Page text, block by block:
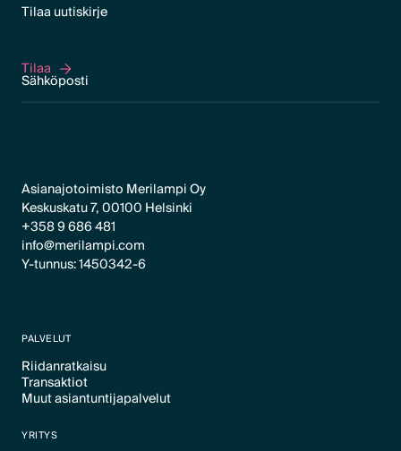
Tilaa uutiskirje
Tilaa
Tilaa
Asianajotoimisto Merilampi Oy
Keskuskatu 7, 00100 Helsinki
+358 9 686 481
info@merilampi.com
Y-tunnus: 1450342-6
PALVELUT
Riidanratkaisu
Text Link
Transaktiot
Text Link
Muut asiantuntijapalvelut
YRITYS